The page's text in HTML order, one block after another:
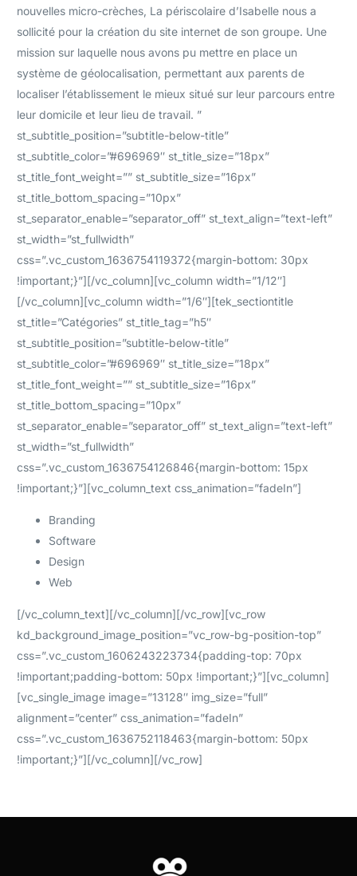
nouvelles micro-crèches, La périscolaire d’Isabelle nous a
sollicité pour la création du site internet de son groupe. Une
mission sur laquelle nous avons pu mettre en place un
système de géolocalisation, permettant aux parents de
localiser l’établissement le mieux situé sur leur parcours entre
leur domicile et leur lieu de travail. ”
st_subtitle_position=”subtitle-below-title”
st_subtitle_color=”#696969″ st_title_size=”18px”
st_title_font_weight=”” st_subtitle_size=”16px”
st_title_bottom_spacing=”10px”
st_separator_enable=”separator_off” st_text_align=”text-left”
st_width=”st_fullwidth”
css=”.vc_custom_1636754119372{margin-bottom: 30px
!important;}”][/vc_column][vc_column width=”1/12″]
[/vc_column][vc_column width=”1/6″][tek_sectiontitle
st_title=”Catégories” st_title_tag=”h5″
st_subtitle_position=”subtitle-below-title”
st_subtitle_color=”#696969″ st_title_size=”18px”
st_title_font_weight=”” st_subtitle_size=”16px”
st_title_bottom_spacing=”10px”
st_separator_enable=”separator_off” st_text_align=”text-left”
st_width=”st_fullwidth”
css=”.vc_custom_1636754126846{margin-bottom: 15px
!important;}”][vc_column_text css_animation=”fadeIn”]
Branding
Software
Design
Web
[/vc_column_text][/vc_column][/vc_row][vc_row
kd_background_image_position=”vc_row-bg-position-top”
css=”.vc_custom_1606243223734{padding-top: 70px
!important;padding-bottom: 50px !important;}”][vc_column]
[vc_single_image image=”13128″ img_size=”full”
alignment=”center” css_animation=”fadeIn”
css=”.vc_custom_1636752118463{margin-bottom: 50px
!important;}”][/vc_column][/vc_row]